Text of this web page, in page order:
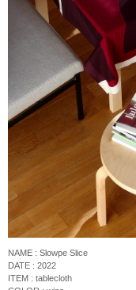
NAME : Slowpe Slice
DATE : 2022
ITEM : tablecloth